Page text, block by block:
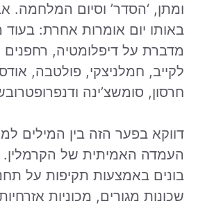
ומתן, ‘הסדר’ וסיום המלחמה.
באותו יום אומרות אחרת:
מדברת על דיפלומטיה, רחפנים
לקייב, חמלניצקי, פולטבה,
חרסון, סומשצ’ינה
דווקא בפער הזה בין המילים
העמדה האמיתית של
בונים באמצעות תקיפות על
שכונות מגורים, מכוניות